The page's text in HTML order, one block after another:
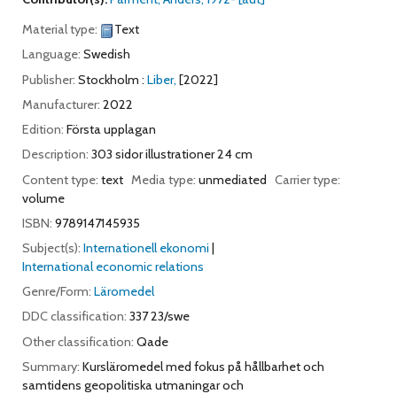
Material type:
Text
Language: Swedish
Publisher: Stockholm : Liber, [2022]
Manufacturer: 2022
Edition: Första upplagan
Description: 303 sidor illustrationer 24 cm
Content type: text Media type: unmediated Carrier type:
volume
ISBN: 9789147145935
Subject(s): Internationell ekonomi
International economic relations
Genre/Form: Läromedel
DDC classification: 337 23/swe
Other classification: Qade
Summary: Kursläromedel med fokus på hållbarhet och
samtidens geopolitiska utmaningar och